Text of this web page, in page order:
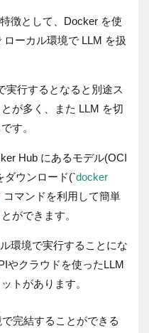
徴として、Docker を使
ーカル環境で LLM を扱
実行するとなると別途ス
が多く、また LLM を切
す。
Hub にあるモデル(OCI
ダウンロード(`docker
コマンドを利用して簡単
ができます。
環境で実行することにな
やクラウドを使ったLLM
トがあります。
完結することができる